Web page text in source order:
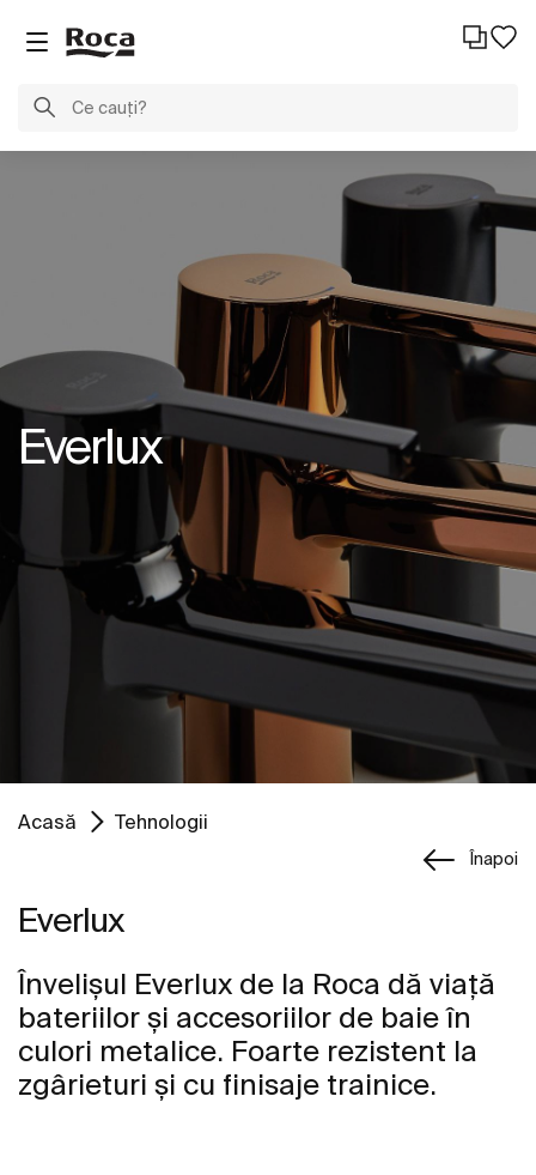
Everlux
Acasă Tehnologii
Înapoi
Everlux
Învelișul Everlux de la Roca dă viață
bateriilor și accesoriilor de baie în
culori metalice. Foarte rezistent la
zgârieturi și cu finisaje trainice.